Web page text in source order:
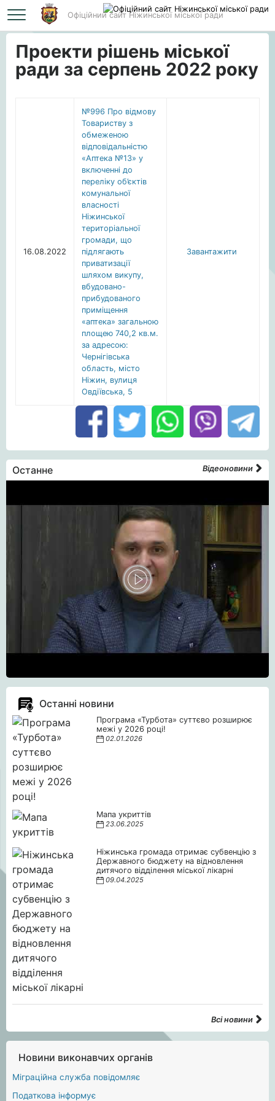
Офіційний сайт Ніжинської міської ради
Головна Проекти рішень міської ради за серпень 2022 року
Проекти рішень міської
ради за серпень 2022 року
16.08.2022
№996 Про відмову
Товариству з
обмеженою
відповідальністю
«Аптека №13» у
включенні до
переліку об’єктів
комунальної
власності
Ніжинської
територіальної
громади, що
підлягають
приватизації
шляхом викупу,
вбудовано-
прибудованого
приміщення
«аптека» загальною
площею 740,2 кв.м.
за адресою:
Чернігівська
область, місто
Ніжин, вулиця
Овдіївська, 5
Завантажити
Останне Відеоновини
Останні новини
Програма «Турбота» суттєво розширює
межі у 2026 році!
02.01.2026
Мапа укриттів
23.06.2025
Ніжинська громада отримає субвенцію з
Державного бюджету на відновлення
дитячого відділення міської лікарні
09.04.2025
Всі новини
Новини виконавчих органів
Міграційна служба повідомляє
Податкова інформує